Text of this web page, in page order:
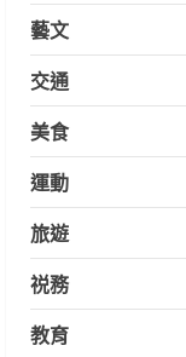
藝文
交通
美食
運動
旅遊
祱務
教育